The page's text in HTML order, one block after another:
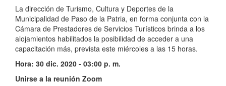
La dirección de Turismo, Cultura y Deportes de la
Municipalidad de Paso de la Patria, en forma conjunta con la
Cámara de Prestadores de Servicios Turísticos brinda a los
alojamientos habilitados la posibilidad de acceder a una
capacitación más, prevista este miércoles a las 15 horas.
Hora: 30 dic. 2020 - 03:00 p. m.
Unirse a la reunión Zoom